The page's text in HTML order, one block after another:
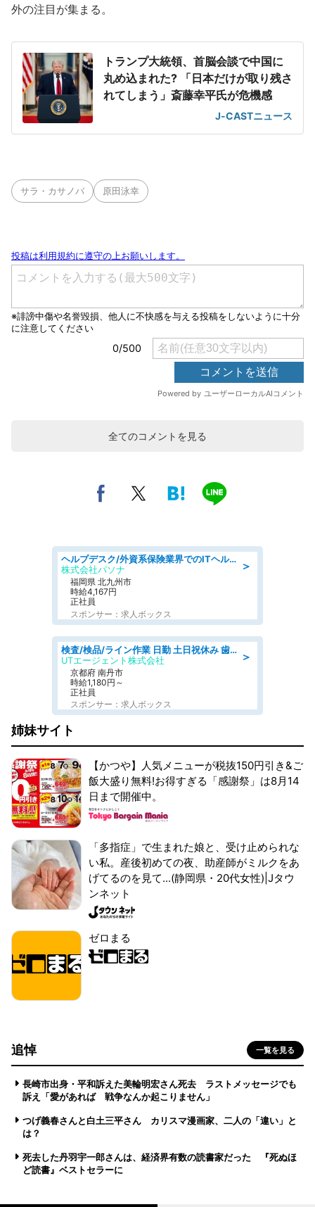
外の注目が集まる。
トランプ大統領、首脳会談で中国に
丸め込まれた? 「日本だけが取り残さ
れてしまう」斎藤幸平氏が危機感
J-CASTニュース
サラ・カサノバ 原田泳幸
全てのコメントを見る
＞
ヘルプデスク/外資系保険業界でのITヘルプデスク業務/駅近/即日勤務可/ヘルプデスク
株式会社パソナ
福岡県 北九州市
時給4,167円
正社員
スポンサー：求人ボックス
＞
検査/検品/ライン作業 日勤 土日祝休み 歯科模型製造 有償休憩あり 残業ほぼなし
UTエージェント株式会社
京都府 南丹市
時給1,180円～
正社員
スポンサー：求人ボックス
姉妹サイト
【かつや】人気メニューが税抜150円引き&ご
飯大盛り無料!お得すぎる「感謝祭」は8月14
日まで開催中。
「多指症」で生まれた娘と、受け止められな
い私。産後初めての夜、助産師がミルクをあ
げてるのを見て...(静岡県・20代女性)|Jタウ
ンネット
ゼロまる
追悼 一覧を見る
長崎市出身・平和訴えた美輪明宏さん死去 ラストメッセージでも
訴え「愛があれば 戦争なんか起こりません」
つげ義春さんと白土三平さん カリスマ漫画家、二人の「違い」と
は？
死去した丹羽宇一郎さんは、経済界有数の読書家だった 『死ぬほ
ど読書』ベストセラーに